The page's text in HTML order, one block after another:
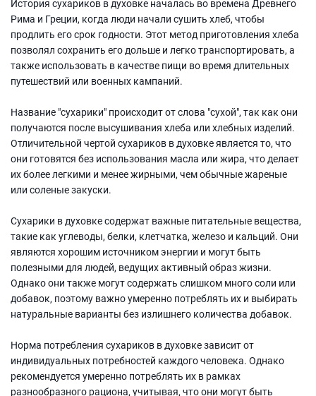
История сухариков в духовке началась во времена Древнего
Рима и Греции, когда люди начали сушить хлеб, чтобы
продлить его срок годности. Этот метод приготовления хлеба
позволял сохранить его дольше и легко транспортировать, а
также использовать в качестве пищи во время длительных
путешествий или военных кампаний.
Название "сухарики" происходит от слова "сухой", так как они
получаются после высушивания хлеба или хлебных изделий.
Отличительной чертой сухариков в духовке является то, что
они готовятся без использования масла или жира, что делает
их более легкими и менее жирными, чем обычные жареные
или соленые закуски.
Сухарики в духовке содержат важные питательные вещества,
такие как углеводы, белки, клетчатка, железо и кальций. Они
являются хорошим источником энергии и могут быть
полезными для людей, ведущих активный образ жизни.
Однако они также могут содержать слишком много соли или
добавок, поэтому важно умеренно потреблять их и выбирать
натуральные варианты без излишнего количества добавок.
Норма потребления сухариков в духовке зависит от
индивидуальных потребностей каждого человека. Однако
рекомендуется умеренно потреблять их в рамках
разнообразного рациона, учитывая, что они могут быть